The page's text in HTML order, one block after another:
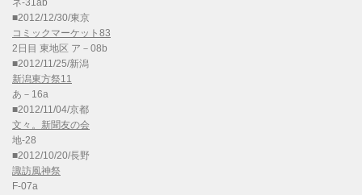
ネ-31ab
■2012/12/30/東京
コミックマーケット83
2日目 東地区 ア－08b
■2012/11/25/新潟
新潟東方祭11
あ－16a
■2012/11/04/京都
文々。新聞友の会
地-28
■2012/10/20/長野
諏訪風神祭
F-07a